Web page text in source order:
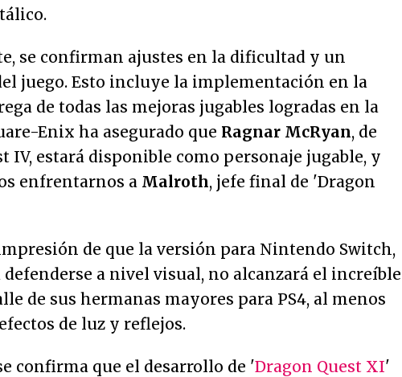
se confirman ajustes en la dificultad y un
juego. Esto incluye la implementación en la
de todas las mejoras jugables logradas en la
Enix ha asegurado que Ragnar McRyan, de
IV, estará disponible como personaje jugable, y
enfrentarnos a Malroth, jefe final de 'Dragon
de que la versión para Nintendo Switch,
defenderse a nivel visual, no alcanzará el increíble
de sus hermanas mayores para PS4, al menos
de luz y reflejos.
confirma que el desarrollo de 'Dragon Quest XI'